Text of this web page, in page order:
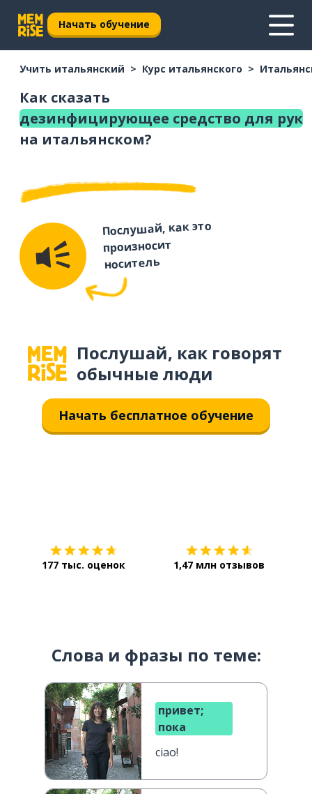
Начать обучение
Учить итальянский Курс итальянского
Как сказать
дезинфицирующее средство для рук
на итальянском?
Послушай, как это
произносит
носитель
Послушай, как говорят
обычные люди
Начать бесплатное обучение
177 тыс. оценок 1,47 млн отзывов
Слова и фразы по теме:
привет;
пока
ciao!